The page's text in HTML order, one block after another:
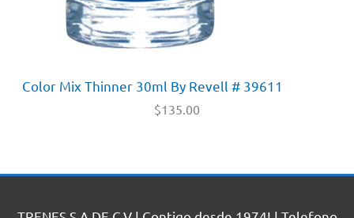
Color Mix Thinner 30ml By Revell # 39611
$135.00